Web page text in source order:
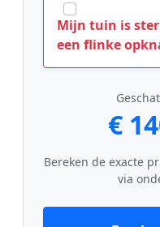
Mijn tuin is
een flinke
€
Bereken de exacte
via